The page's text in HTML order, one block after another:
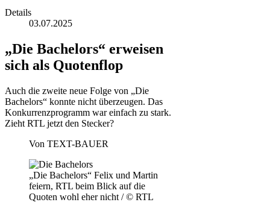
Details
03.07.2025
„Die Bachelors“ erweisen
sich als Quotenflop
Auch die zweite neue Folge von „Die
Bachelors“ konnte nicht überzeugen. Das
Konkurrenzprogramm war einfach zu stark.
Zieht RTL jetzt den Stecker?
Von TEXT-BAUER
„Die Bachelors“ Felix und Martin
feiern, RTL beim Blick auf die
Quoten wohl eher nicht / © RTL